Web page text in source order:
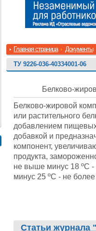
Главная страница Документы
ТУ 9226-036-40334001-06
Белково-
Белково-жировой
или растительного
добавлением
добавкой и
компонент,
продукта,
не выше минус 18 ºС
минус 25 ºС - не
Статьи журнала